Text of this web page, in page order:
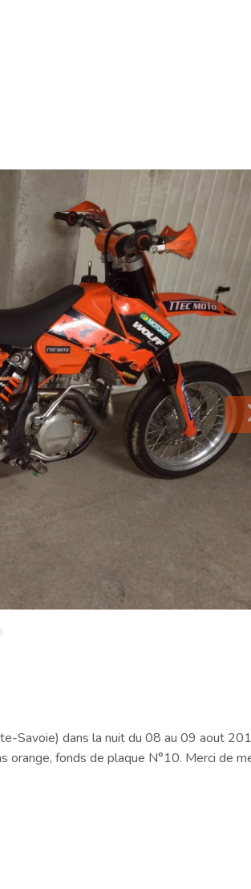
Savoie) dans la nuit du 08 au 09 aout
orange, fonds de plaque N°10. Merci